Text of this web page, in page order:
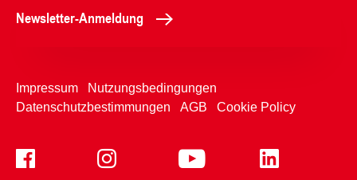
Newsletter-Anmeldung
Impressum
Nutzungsbedingungen
Datenschutzbestimmungen
AGB Cookie Policy